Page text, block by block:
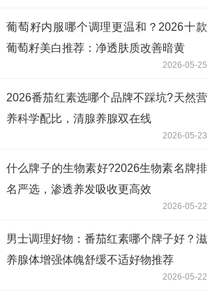
葡萄籽内服哪个调理更温和？2026十款
葡萄籽美白推荐：净透肤质改善暗黄
2026-05-25
2026番茄红素选哪个品牌不踩坑?天然营
养科学配比，清腺养腺双在线
2026-05-23
什么牌子的生物素好?2026生物素名牌排
名严选，渗透养发吸收更高效
2026-05-22
男士调理好物：番茄红素哪个牌子好？滋
养腺体增强体魄舒缓不适好物推荐
2026-05-22